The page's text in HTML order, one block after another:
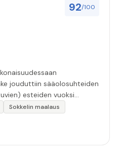
92/100
jouduttiin sääolosuhteiden
esteiden vuoksi
Maalaistulos on oikein
jälkityöt tehtiin
itse maalareille:
Sokkelin maalaus